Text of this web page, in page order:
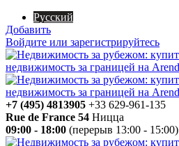
Русский
Добавить
Войдите или зарегистрируйтесь
+7 (495) 4813905 +33 629-961-135
Rue de France 54 Ницца
09:00 - 18:00 (перерыв 13:00 - 15:00)